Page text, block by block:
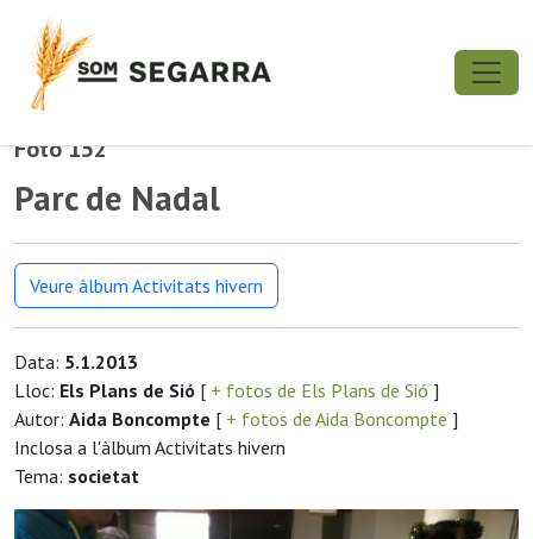
Foto 152
Parc de Nadal
Veure àlbum Activitats hivern
Data: 5.1.2013
Lloc: Els Plans de Sió [ + fotos de Els Plans de Sió ]
Autor: Aida Boncompte [ + fotos de Aida Boncompte ]
Inclosa a l'àlbum Activitats hivern
Tema: societat